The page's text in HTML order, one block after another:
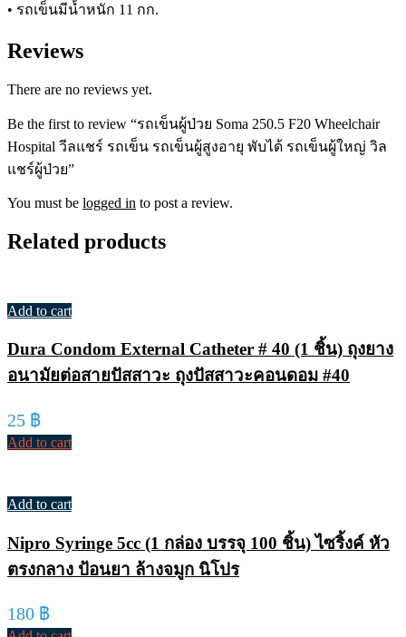
• รถเข็นมีน้ำหนัก 11 กก.
Reviews
There are no reviews yet.
Be the first to review “รถเข็นผู้ป่วย Soma 250.5 F20 Wheelchair
Hospital วีลแชร์ รถเข็น รถเข็นผู้สูงอายุ พับได้ รถเข็นผู้ใหญ่ วิล
แชร์ผู้ป่วย”
You must be logged in to post a review.
Related products
Add to cart
Dura Condom External Catheter # 40 (1 ชิ้น) ถุงยาง
อนามัยต่อสายปัสสาวะ ถุงปัสสาวะคอนดอม #40
25 ฿
Add to cart
Add to cart
Nipro Syringe 5cc (1 กล่อง บรรจุ 100 ชิ้น) ไซริ้งค์ หัว
ตรงกลาง ป้อนยา ล้างจมูก นิโปร
180 ฿